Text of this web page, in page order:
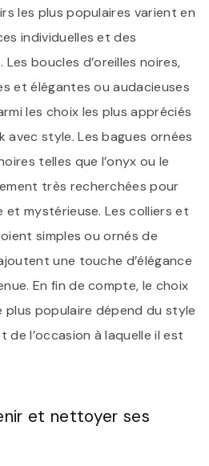
les plus populaires varient en
individuelles et des
boucles d’oreilles noires,
et élégantes ou audacieuses
les choix les plus appréciés
style. Les bagues ornées
telles que l’onyx ou le
très recherchées pour
et mystérieuse. Les colliers et
simples ou ornés de
une touche d’élégance
En fin de compte, le choix
populaire dépend du style
de l’occasion à laquelle il est
et nettoyer ses